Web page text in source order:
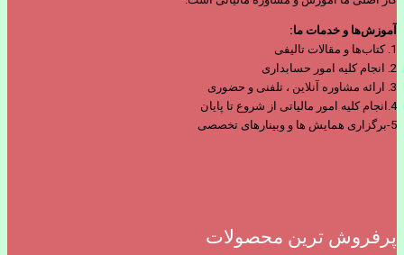
آموزش‌ها و خدمات ما:
1. کتاب‌ها و مقالات تالیفی
2. انجام کلیه امور حسابداری
3. ارائه مشاوره آنلاین ، تلفنی و حضوری
4.انجام کلیه امور مالیاتی از شروع تا پایان
5-برگزاری همایش ها و وبینارهای تخصصی
پرفروش ترین محصولات